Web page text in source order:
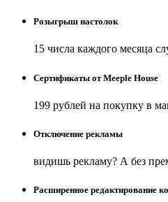
Розыгрыш настолок
15 числа каждого месяца
Сертификаты от Meeple House
199 рублей на покупку в
Отключение рекламы
видишь рекламу? А без
Расширенное редактирование